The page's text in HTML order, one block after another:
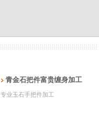
青金石把件富贵缠身加工
专业玉石手把件加工